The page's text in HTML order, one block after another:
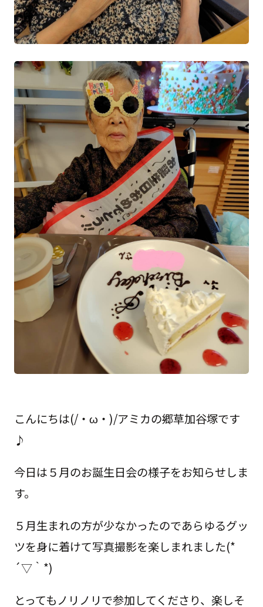
こんにちは(/・ω・)/アミカの郷草加谷塚です
♪
今日は５月のお誕生日会の様子をお知らせしま
す。
５月生まれの方が少なかったのであらゆるグッ
ツを身に着けて写真撮影を楽しまれました(*
´▽｀*)
とってもノリノリで参加してくださり、楽しそ